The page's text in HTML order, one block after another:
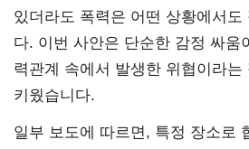
있더라도 폭력은 어떤 상황에서도
다. 이번 사안은 단순한 감정 싸움
력관계 속에서 발생한 위협이라는
키웠습니다.
일부 보도에 따르면, 특정 장소로